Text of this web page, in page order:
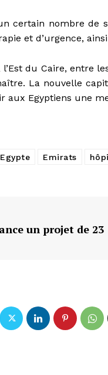
certain nombre de
et d’urgence,
du Caire, entre
La nouvelle
aux Egyptiens une
Egypte Emirats
un projet de 23